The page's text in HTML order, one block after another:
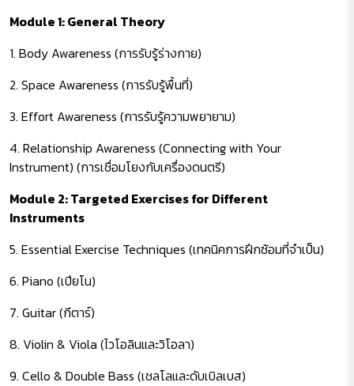
Module 1: General Theory
1. Body Awareness (การรับรู้ร่างกาย)
2. Space Awareness (การรับรู้พื้นที่)
3. Effort Awareness (การรับรู้ความพยายาม)
4. Relationship Awareness (Connecting with Your
Instrument) (การเชื่อมโยงกับเครื่องดนตรี)
Module 2: Targeted Exercises for Different
Instruments
5. Essential Exercise Techniques (เทคนิคการฝึกซ้อมที่จำเป็น)
6. Piano (เปียโน)
7. Guitar (กีตาร์)
8. Violin & Viola (ไวโอลินและวิโอลา)
9. Cello & Double Bass (เชลโลและดับเบิลเบส)